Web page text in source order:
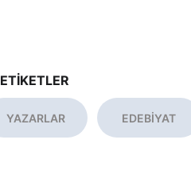
YAZARLAR EDEBİYAT
ETİKETLER